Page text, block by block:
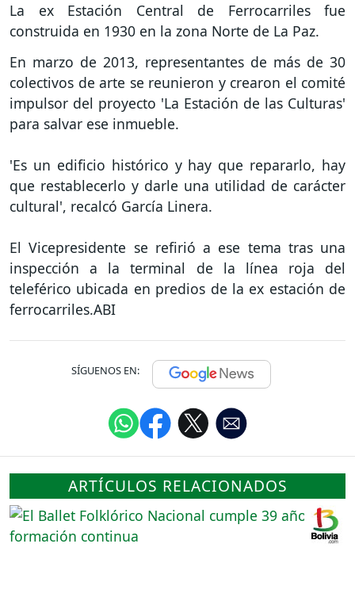
La ex Estación Central de Ferrocarriles fue
construida en 1930 en la zona Norte de La Paz.
En marzo de 2013, representantes de más de 30
colectivos de arte se reunieron y crearon el comité
impulsor del proyecto 'La Estación de las Culturas'
para salvar ese inmueble.
'Es un edificio histórico y hay que repararlo, hay
que restablecerlo y darle una utilidad de carácter
cultural', recalcó García Linera.
El Vicepresidente se refirió a ese tema tras una
inspección a la terminal de la línea roja del
teleférico ubicada en predios de la ex estación de
ferrocarriles.ABI
SÍGUENOS EN:
ARTÍCULOS RELACIONADOS